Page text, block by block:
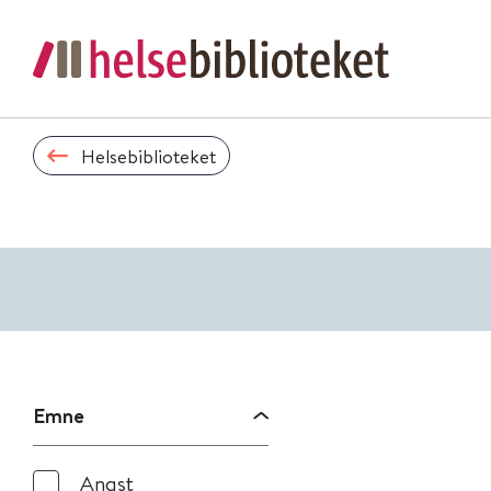
Helsebiblioteket
Emne
Angst